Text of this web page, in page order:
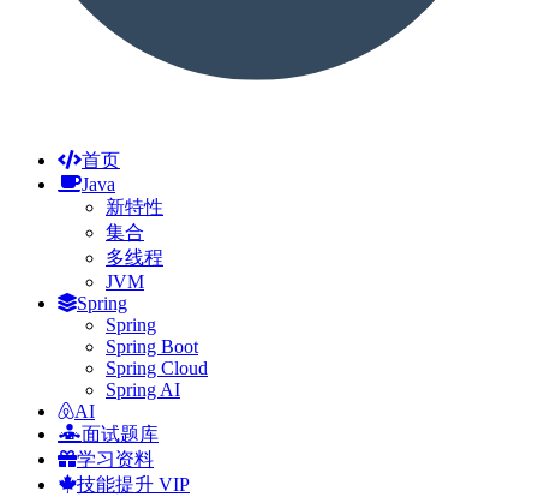
首页
Java
新特性
集合
多线程
JVM
Spring
Spring
Spring Boot
Spring Cloud
Spring AI
AI
面试题库
学习资料
技能提升 VIP